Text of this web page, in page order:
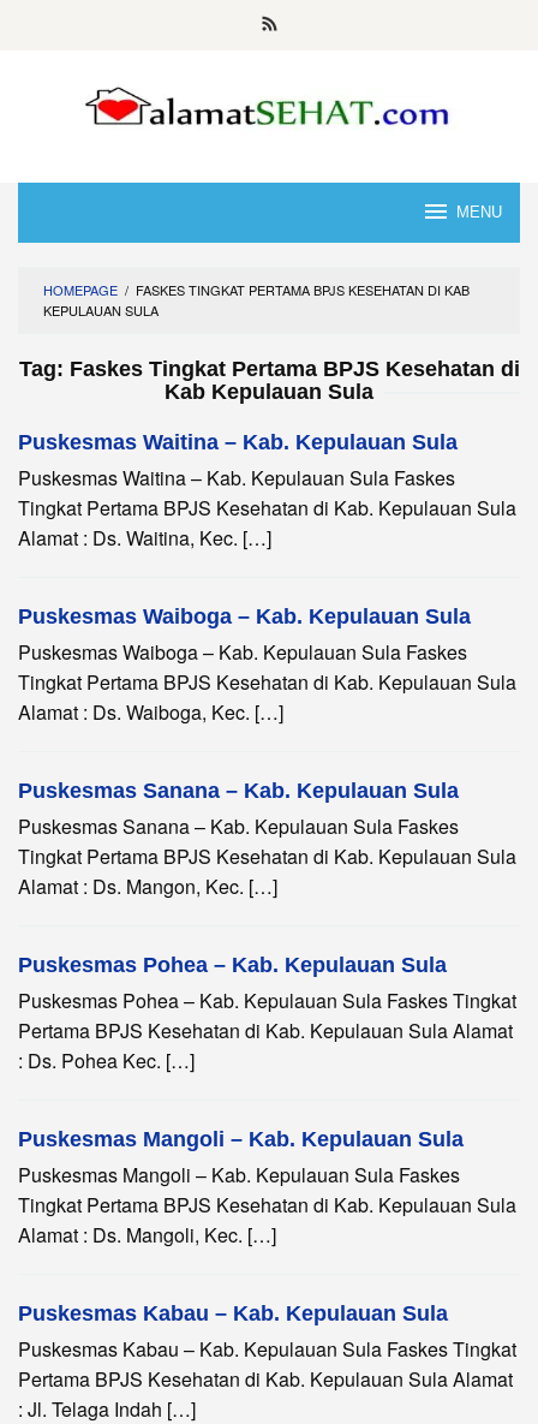
MENU
HOMEPAGE / FASKES TINGKAT PERTAMA BPJS KESEHATAN DI KAB
KEPULAUAN SULA
Tag: Faskes Tingkat Pertama BPJS Kesehatan di
Kab Kepulauan Sula
Puskesmas Waitina – Kab. Kepulauan Sula
Puskesmas Waitina – Kab. Kepulauan Sula Faskes
Tingkat Pertama BPJS Kesehatan di Kab. Kepulauan Sula
Alamat : Ds. Waitina, Kec. […]
Puskesmas Waiboga – Kab. Kepulauan Sula
Puskesmas Waiboga – Kab. Kepulauan Sula Faskes
Tingkat Pertama BPJS Kesehatan di Kab. Kepulauan Sula
Alamat : Ds. Waiboga, Kec. […]
Puskesmas Sanana – Kab. Kepulauan Sula
Puskesmas Sanana – Kab. Kepulauan Sula Faskes
Tingkat Pertama BPJS Kesehatan di Kab. Kepulauan Sula
Alamat : Ds. Mangon, Kec. […]
Puskesmas Pohea – Kab. Kepulauan Sula
Puskesmas Pohea – Kab. Kepulauan Sula Faskes Tingkat
Pertama BPJS Kesehatan di Kab. Kepulauan Sula Alamat
: Ds. Pohea Kec. […]
Puskesmas Mangoli – Kab. Kepulauan Sula
Puskesmas Mangoli – Kab. Kepulauan Sula Faskes
Tingkat Pertama BPJS Kesehatan di Kab. Kepulauan Sula
Alamat : Ds. Mangoli, Kec. […]
Puskesmas Kabau – Kab. Kepulauan Sula
Puskesmas Kabau – Kab. Kepulauan Sula Faskes Tingkat
Pertama BPJS Kesehatan di Kab. Kepulauan Sula Alamat
: Jl. Telaga Indah […]